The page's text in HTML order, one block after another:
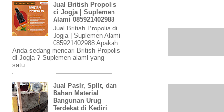
Jual British Propolis
di Jogja | Suplemen
Alami 085921402988
Jual British Propolis di
Jogja | Suplemen Alami
085921402988 Apakah
Anda sedang mencari British Propolis
di Jogja ? Suplemen alami yang
satu...
Jual Pasir, Split, dan
Bahan Material
Bangunan Urug
Terdekat di Kediri